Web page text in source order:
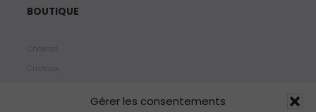
Gérer les consentements
BOUTIQUE
Chakras
Cristaux